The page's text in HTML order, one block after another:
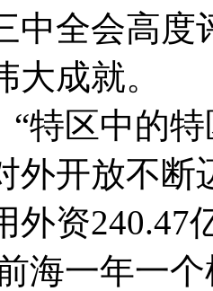
中全会高
大成就。
“特区中的
外开放不断
外资240.47
海一年一个